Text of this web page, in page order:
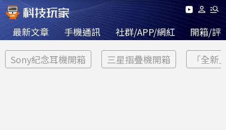
最新文章 手機通訊 社群/APP/網紅 開箱/評
Sony紀念耳機開箱 三星摺疊機開箱 「全新